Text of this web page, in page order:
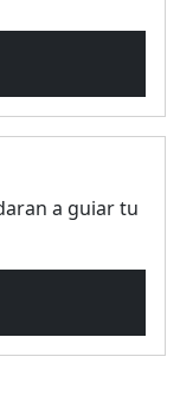
a guiar tu